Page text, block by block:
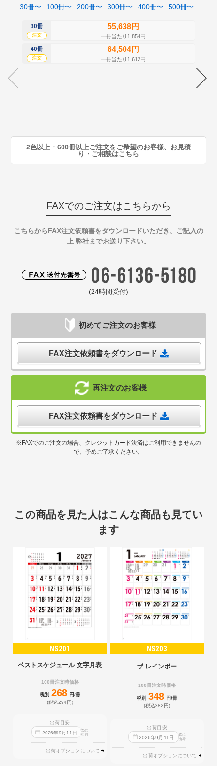
30冊〜 100冊〜 200冊〜 300冊〜 400冊〜 500冊〜
30冊
注文
55,638円
一冊当たり1,854円
40冊
注文
64,504円
一冊当たり1,612円
2色以上・600冊以上ご注文をご希望のお客様、お見積
り・ご相談はこちら
FAXでのご注文はこちらから
こちらからFAX注文依頼書をダウンロードいただき、ご記入の
上 弊社までお送り下さい。
(24時間受付)
初めてご注文のお客様
FAX注文依頼書をダウンロード
再注文のお客様
FAX注文依頼書をダウンロード
※FAXでのご注文の場合、クレジットカード決済はご利用できませんの
で、予めご了承ください。
この商品を見た人はこんな商品も見てい
ます
NS201
ベストスケジュール 文字月表
100冊注文時価格
税別 268 円/冊
(税込294円)
出荷目安
2026年9 月11 日
迄に
出荷
出荷オプションについて
NS203
ザ レインボー
100冊注文時価格
税別 348 円/冊
(税込382円)
出荷目安
2026年9 月 11 日
迄に
出荷
出荷オプションについて